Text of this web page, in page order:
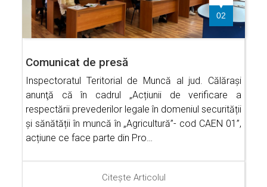
02
Comunicat de presă
Inspectoratul Teritorial de Muncă al jud. Călăraşi
anunţă că în cadrul „Acțiunii de verificare a
respectării prevederilor legale în domeniul securității
și sănătății în muncă în „Agricultură”- cod CAEN 01”,
acțiune ce face parte din Pro…
Citește Articolul